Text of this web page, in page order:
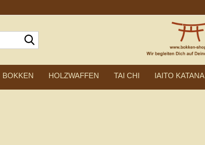
BOKKEN HOLZWAFFEN TAI CHI IAITO KATANA